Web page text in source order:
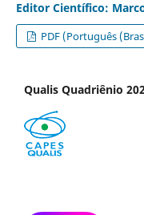
Editor Científico:
PDF (Português
Qualis Quadriênio